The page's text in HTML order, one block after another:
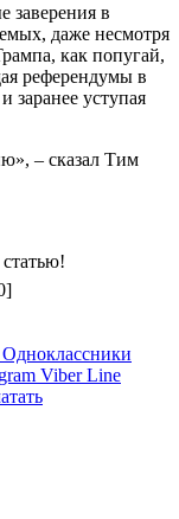
заверения в
даже несмотря
как попугай,
референдумы в
заранее уступая
– сказал Тим
]
Одноклассники
Viber Line